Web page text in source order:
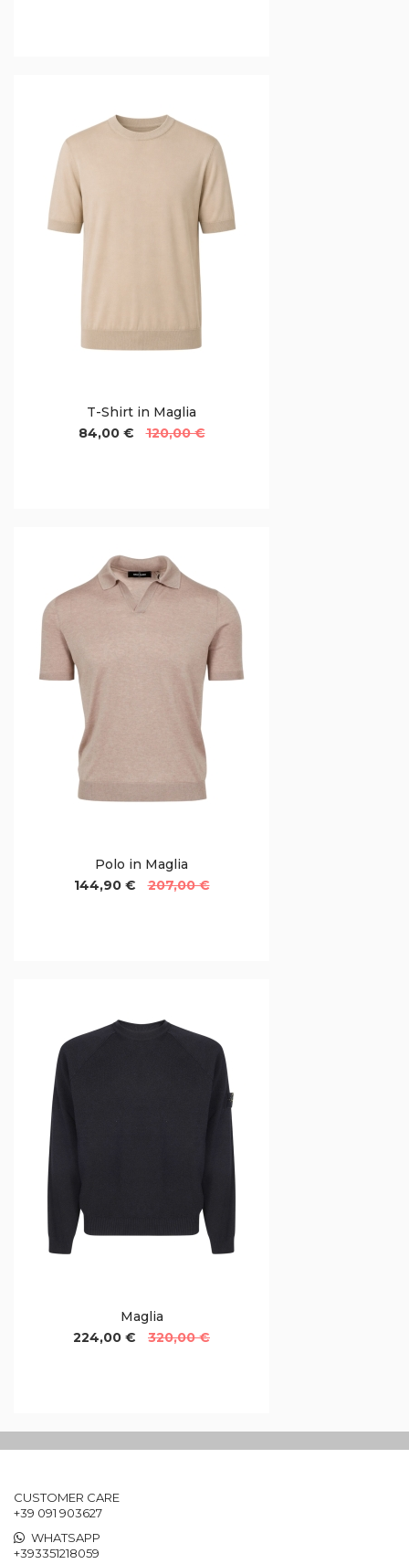
T-Shirt in Maglia
84,00 €
120,00 €
Polo in Maglia
144,90 €
207,00 €
Maglia
224,00 €
320,00 €
CUSTOMER CARE
+39 091 903627
WHATSAPP
+393351218059